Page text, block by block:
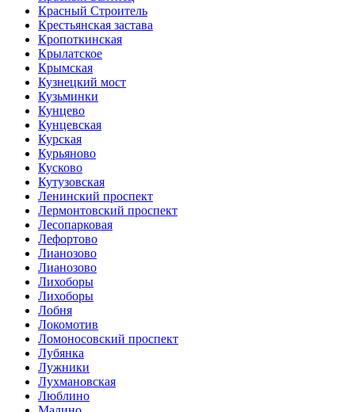
Красный Строитель
Крестьянская застава
Кропоткинская
Крылатское
Крымская
Кузнецкий мост
Кузьминки
Кунцево
Кунцевская
Курская
Курьяново
Кусково
Кутузовская
Ленинский проспект
Лермонтовский проспект
Лесопарковая
Лефортово
Лианозово
Лианозово
Лихоборы
Лихоборы
Лобня
Локомотив
Ломоносовский проспект
Лубянка
Лужники
Лухмановская
Люблино